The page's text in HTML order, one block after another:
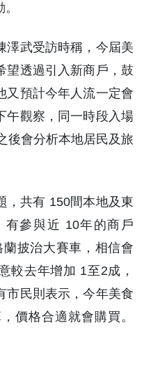
澤武受訪時稱，今屆美
望透過引入新商戶，鼓
又預計今年人流一定會
午觀察，同一時段入場
後會分析本地居民及旅
，共有 150間本地及東
有參與近 10年的商戶
披治大賽車，相信會
較去年增加 1至2成，
市民則表示，今年美食
價格合適就會購買。